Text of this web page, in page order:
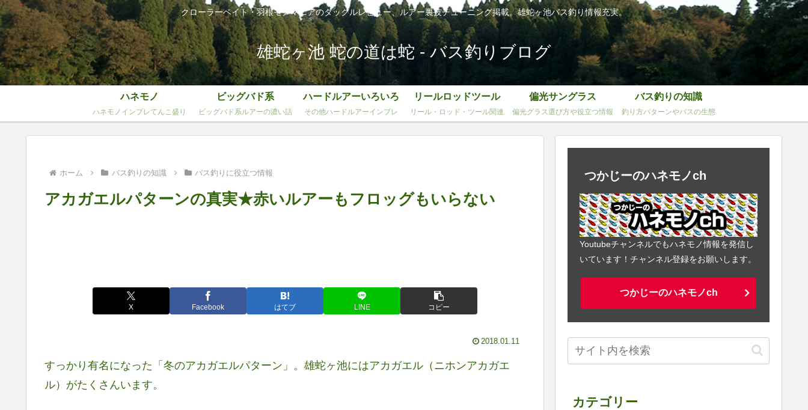
クローラーベイト・羽根モノマニアのタックルレビュー、ルアー裏技チューニング掲載。雄蛇ヶ池バス釣り情報充実。
雄蛇ヶ池 蛇の道は蛇 - バス釣りブログ
ハネモノ
ハネモノインプレてんこ盛り
ビッグバド系
ビッグバド系ルアーの濃い話
ハードルアーいろいろ
その他ハードルアーインプレ
リールロッドツール
リール・ロッド・ツール関連
偏光サングラス
偏光グラス選び方や役立つ情報
バス釣りの知識
釣り方パターンやバスの生態
ホーム バス釣りの知識 バス釣りに役立つ情報
アカガエルパターンの真実★赤いルアーもフロッグもいらない
X Facebook はてブ LINE コピー
2018.01.11
すっかり有名になった「冬のアカガエルパターン」。雄蛇ヶ池にはアカガエル（ニホンアカガエ
ル）がたくさんいます。
つかじーのハネモノch
Youtubeチャンネルでもハネモノ情報を発信し
いています！チャンネル登録をお願いします。
つかじーのハネモノch
カテゴリー